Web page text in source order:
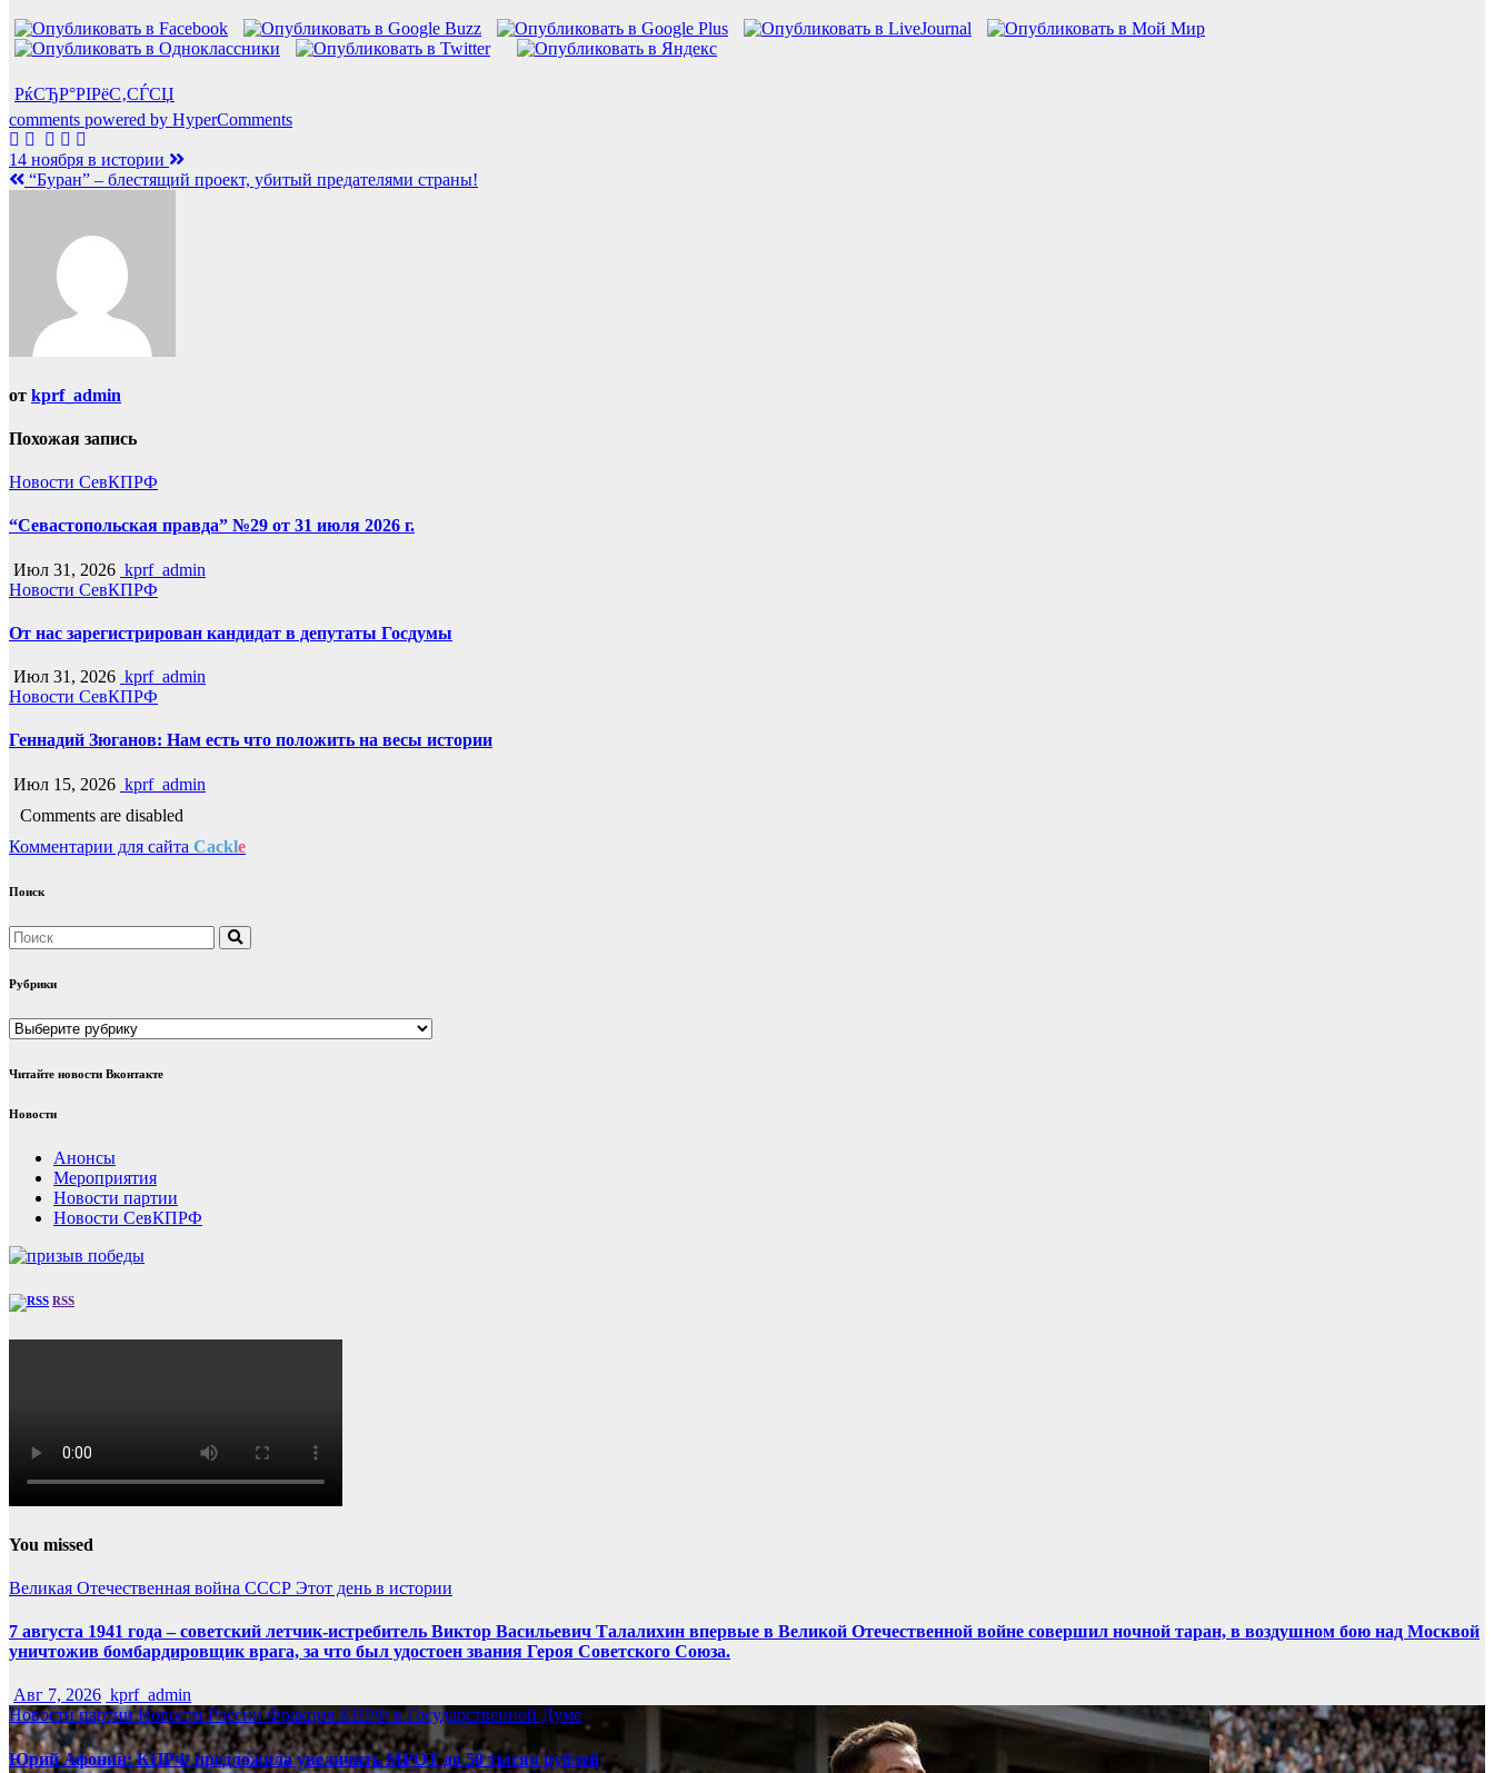
РќСЂР°РІРёС‚СЃСЏ
comments powered by HyperComments
Навигация
по
14 ноября в истории
“Буран” – блестящий проект, убитый предателями страны!
от kprf_admin
Похожая запись
Новости СевКПРФ
“Севастопольская правда” №29 от 31 июля 2026 г.
Июл 31, 2026 kprf_admin
Новости СевКПРФ
От нас зарегистрирован кандидат в депутаты Госдумы
Июл 31, 2026 kprf_admin
Новости СевКПРФ
Геннадий Зюганов: Нам есть что положить на весы истории
Июл 15, 2026 kprf_admin
Comments are disabled
Комментарии для сайта Cackle
Поиск
Рубрики
Рубрики
Читайте новости Вконтакте
Новости
Анонсы
Мероприятия
Новости партии
Новости СевКПРФ
RSS
You missed
Великая Отечественная война СССР Этот день в истории
7 августа 1941 года – советский летчик-истребитель Виктор Васильевич Талалихин впервые в Великой Отечественной войне совершил ночной таран, в воздушном бою над Москвой
уничтожив бомбардировщик врага, за что был удостоен звания Героя Советского Союза.
Авг 7, 2026 kprf_admin
Новости партииНовости РоссииФракция КПРФ в Государственной Думе
Юрий Афонин: КПРФ предложила увеличить МРОТ до 50 тысяч рублей